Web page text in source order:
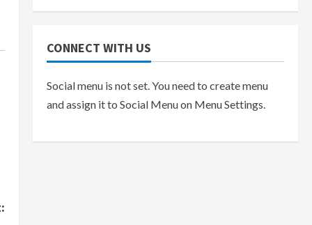
CONNECT WITH US
Social menu is not set. You need to create menu
and assign it to Social Menu on Menu Settings.